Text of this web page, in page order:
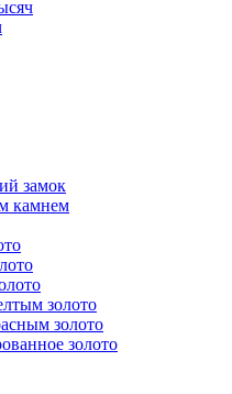
замок
камнем
золото
золото
золото